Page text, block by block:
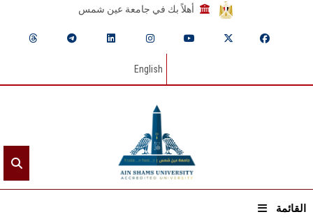
أهلاً بك في جامعة عين شمس
English
القائمة